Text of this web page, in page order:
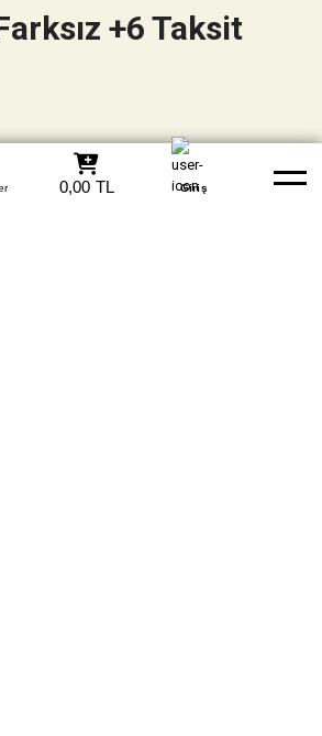
0850 305 09 70
Hesapları Whatsapp Yardım
0,00 TL Giriş
+6 Taksit